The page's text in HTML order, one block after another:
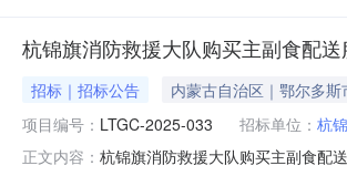
杭锦旗消防救援大队购买主副食配
招标｜招标公告 内蒙古自治区｜鄂尔多
项目编号： LTGC-2025-033 招标单位： 杭
正文内容： 杭锦旗消防救援大队购买主副食配